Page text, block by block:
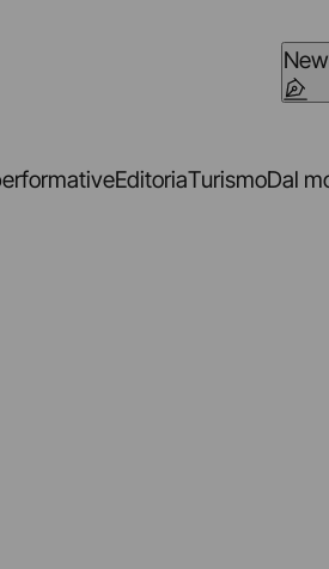
EditoriaTurismoDal